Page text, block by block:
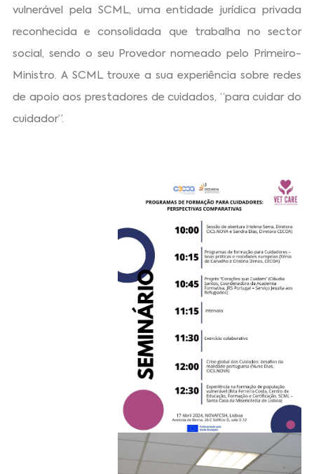
vulnerável pela SCML, uma entidade jurídica privada
reconhecida e consolidada que trabalha no sector
social, sendo o seu Provedor nomeado pelo Primeiro-
Ministro. A SCML trouxe a sua experiência sobre redes
de apoio aos prestadores de cuidados, “para cuidar do
cuidador”.